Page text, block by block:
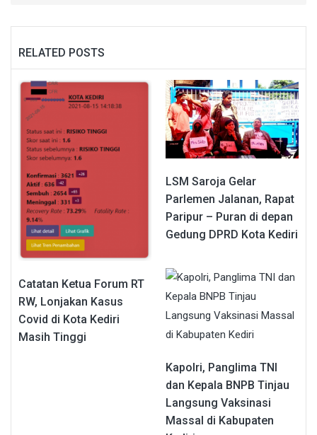
RELATED POSTS
Catatan Ketua Forum RT
RW, Lonjakan Kasus
Covid di Kota Kediri
Masih Tinggi
LSM Saroja Gelar
Parlemen Jalanan, Rapat
Paripur – Puran di depan
Gedung DPRD Kota Kediri
Kapolri, Panglima TNI
dan Kepala BNPB Tinjau
Langsung Vaksinasi
Massal di Kabupaten